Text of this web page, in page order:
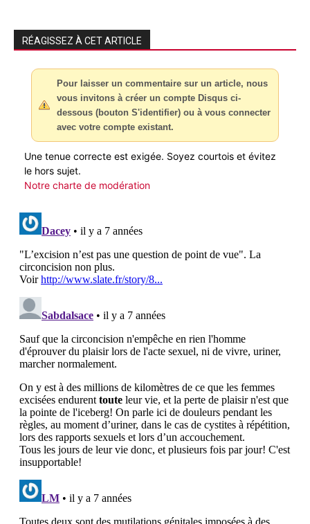
RÉAGISSEZ À CET ARTICLE
Pour laisser un commentaire sur un article, nous
vous invitons à créer un compte Disqus ci-
dessous (bouton S'identifier) ou à vous connecter
avec votre compte existant.
Une tenue correcte est exigée. Soyez courtois et évitez
le hors sujet.
Notre charte de modération